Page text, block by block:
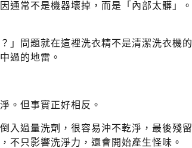
通常不是機器壞掉，而是「內部太髒」
」問題就在這裡洗衣精不是清潔洗衣機
過的地雷。
。但事實正好相反。
入過量洗劑，很容易沖不乾淨，最後殘
不只影響洗淨力，還會開始產生怪味。